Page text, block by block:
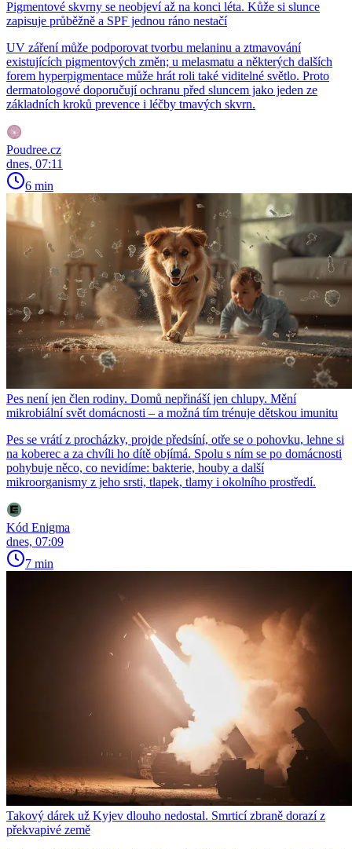
Pigmentové skvrny se neobjeví až na konci léta. Kůže si slunce
zapisuje průběžně a SPF jednou ráno nestačí
UV záření může podporovat tvorbu melaninu a ztmavování
existujících pigmentových změn; u melasmatu a některých dalších
forem hyperpigmentace může hrát roli také viditelné světlo. Proto
dermatologové doporučují ochranu před sluncem jako jeden ze
základních kroků prevence i léčby tmavých skvrn.
Poudree.cz
dnes, 07:11
6 min
Pes není jen člen rodiny. Domů nepřináší jen chlupy. Mění
mikrobiální svět domácnosti – a možná tím trénuje dětskou imunitu
Pes se vrátí z procházky, projde předsíní, otře se o pohovku, lehne si
na koberec a za chvíli ho dítě objímá. Spolu s ním se po domácnosti
pohybuje něco, co nevidíme: bakterie, houby a další
mikroorganismy z jeho srsti, tlapek, tlamy i okolního prostředí.
Kód Enigma
dnes, 07:09
7 min
Takový dárek už Kyjev dlouho nedostal. Smrticí zbraně dorazí z
překvapivé země